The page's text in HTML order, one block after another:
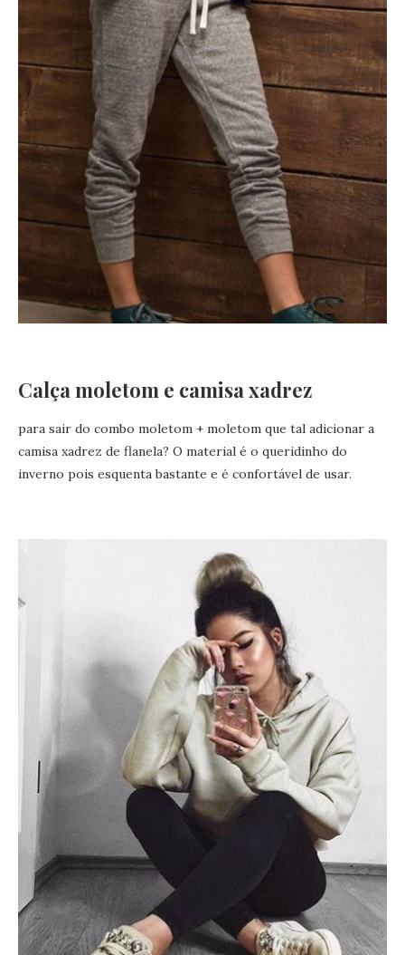
Calça moletom e camisa xadrez
para sair do combo moletom + moletom que tal adicionar a
camisa xadrez de flanela? O material é o queridinho do
inverno pois esquenta bastante e é confortável de usar.